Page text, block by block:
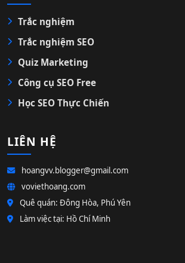
Trắc nghiệm
Trắc nghiệm SEO
Quiz Marketing
Công cụ SEO Free
Học SEO Thực Chiến
LIÊN HỆ
hoangvv.blogger@gmail.com
voviethoang.com
Quê quán: Đông Hòa, Phú Yên
Làm việc tại: Hồ Chí Minh